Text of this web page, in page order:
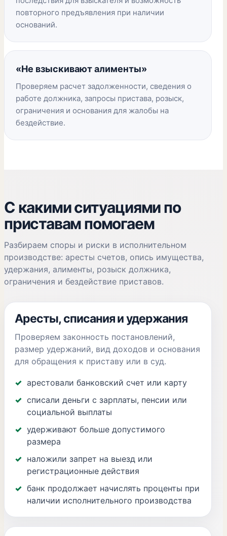
повторного предъявления при наличии
оснований.
«Не взыскивают алименты»
Проверяем расчет задолженности, сведения о
работе должника, запросы пристава, розыск,
ограничения и основания для жалобы на
бездействие.
С какими ситуациями по
приставам помогаем
Разбираем споры и риски в исполнительном
производстве: аресты счетов, опись имущества,
удержания, алименты, розыск должника,
ограничения и бездействие приставов.
Аресты, списания и удержания
Проверяем законность постановлений,
размер удержаний, вид доходов и основания
для обращения к приставу или в суд.
арестовали банковский счет или карту
списали деньги с зарплаты, пенсии или
социальной выплаты
удерживают больше допустимого
размера
наложили запрет на выезд или
регистрационные действия
банк продолжает начислять проценты при
наличии исполнительного производства